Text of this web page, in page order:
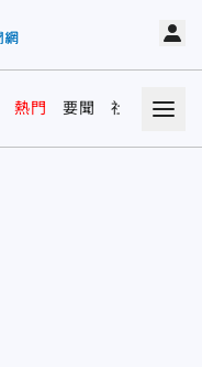
熱門 要聞 社會 娛樂